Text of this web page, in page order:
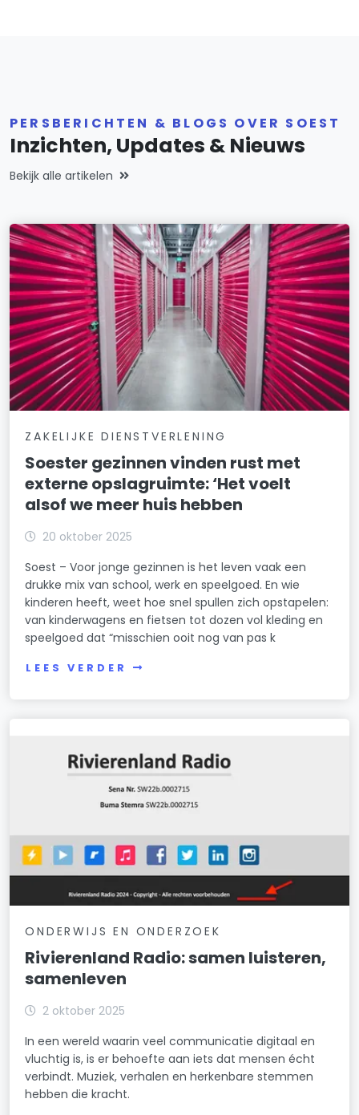
PERSBERICHTEN & BLOGS OVER SOEST
Inzichten, Updates & Nieuws
Bekijk alle artikelen
ZAKELIJKE DIENSTVERLENING
Soester gezinnen vinden rust met
externe opslagruimte: ‘Het voelt
alsof we meer huis hebben
20 oktober 2025
Soest – Voor jonge gezinnen is het leven vaak een
drukke mix van school, werk en speelgoed. En wie
kinderen heeft, weet hoe snel spullen zich opstapelen:
van kinderwagens en fietsen tot dozen vol kleding en
speelgoed dat “misschien ooit nog van pas k
LEES VERDER
ONDERWIJS EN ONDERZOEK
Rivierenland Radio: samen luisteren,
samenleven
2 oktober 2025
In een wereld waarin veel communicatie digitaal en
vluchtig is, is er behoefte aan iets dat mensen écht
verbindt. Muziek, verhalen en herkenbare stemmen
hebben die kracht.